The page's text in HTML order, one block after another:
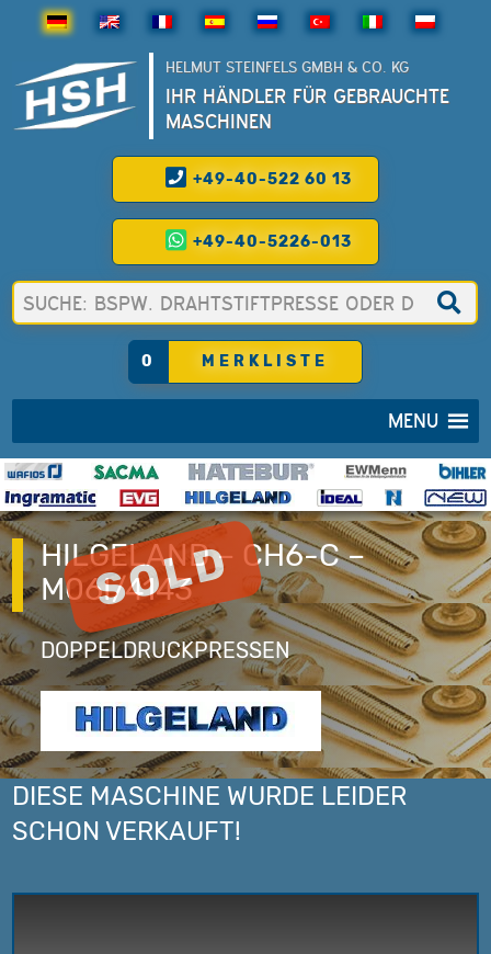
HELMUT STEINFELS GMBH & CO. KG
IHR HÄNDLER FÜR GEBRAUCHTE
MASCHINEN
+49-40-522 60 13
+49-40-5226-013
0 MERKLISTE
MENU
HILGELAND – CH6-C –
M06I/4143
DOPPELDRUCKPRESSEN
DIESE MASCHINE WURDE LEIDER
SCHON VERKAUFT!